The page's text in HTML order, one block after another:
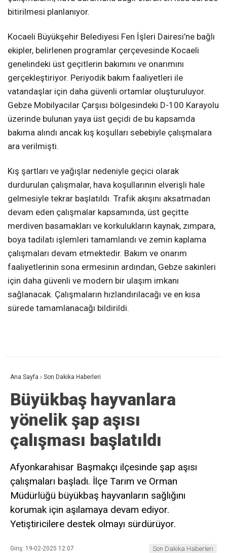
bitirilmesi planlanıyor.
Kocaeli Büyükşehir Belediyesi Fen İşleri Dairesi’ne bağlı
ekipler, belirlenen programlar çerçevesinde Kocaeli
genelindeki üst geçitlerin bakımını ve onarımını
gerçekleştiriyor. Periyodik bakım faaliyetleri ile
vatandaşlar için daha güvenli ortamlar oluşturuluyor.
Gebze Mobilyacılar Çarşısı bölgesindeki D-100 Karayolu
üzerinde bulunan yaya üst geçidi de bu kapsamda
bakıma alındı ancak kış koşulları sebebiyle çalışmalara
ara verilmişti.
Kış şartları ve yağışlar nedeniyle geçici olarak
durdurulan çalışmalar, hava koşullarının elverişli hale
gelmesiyle tekrar başlatıldı. Trafik akışını aksatmadan
devam eden çalışmalar kapsamında, üst geçitte
merdiven basamakları ve korkulukların kaynak, zımpara,
boya tadilatı işlemleri tamamlandı ve zemin kaplama
çalışmaları devam etmektedir. Bakım ve onarım
faaliyetlerinin sona ermesinin ardından, Gebze sakinleri
için daha güvenli ve modern bir ulaşım imkanı
sağlanacak. Çalışmaların hızlandırılacağı ve en kısa
sürede tamamlanacağı bildirildi.
Ana Sayfa › Son Dakika Haberleri
Büyükbaş hayvanlara
yönelik şap aşısı
çalışması başlatıldı
Afyonkarahisar Başmakçı ilçesinde şap aşısı
çalışmaları başladı. İlçe Tarım ve Orman
Müdürlüğü büyükbaş hayvanların sağlığını
korumak için aşılamaya devam ediyor.
Yetiştiricilere destek olmayı sürdürüyor.
Giriş: 19-02-2025 12:07
Son Dakika Haberleri